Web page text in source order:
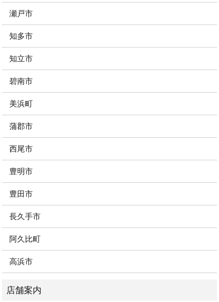
瀬戸市
知多市
知立市
碧南市
美浜町
蒲郡市
西尾市
豊明市
豊田市
長久手市
阿久比町
高浜市